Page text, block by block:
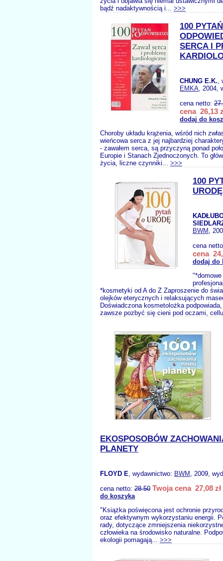
bądź nadaktywnością i... >>>
100
SERCA I
CHUNG E.K.,
EMKA, 2004,
cena netto:
cena 26,13
dodaj do
Choroby układu krążenia, wśród nich
wieńcowa serca z jej najbardziej
- zawałem serca, są przyczyną ponad
Europie i Stanach Zjednoczonych. To
życia, liczne czynniki... >>>
100
URODĘ
BWM ,
cena
cena
dodaj do
*kosmetyki od A do Z Zaproszenie do
olejków eterycznych i relaksujących
Doświadczona kosmetolożka
zawsze pozbyć się cieni pod oczami,
EKOSPOSOBÓW
PLANETY
FLOYD E, wydawnictwo: BWM , 2009,
cena netto: 28.50 Twoja cena 27,08 zł
do koszyka
"Książka poświęcona jest ochronie
oraz efektywnym wykorzystaniu energii.
rady, dotyczące zmniejszenia
człowieka na środowisko naturalne.
ekologii pomagają... >>>